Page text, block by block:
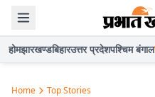
होमझारखण्डबिहारउत्तर प्रदेशपश्चिम बंगाल
Home Top Stories